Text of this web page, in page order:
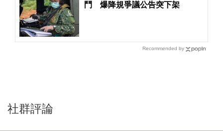
鬥 爆降規爭議公告突下架
Recommended by
社群評論